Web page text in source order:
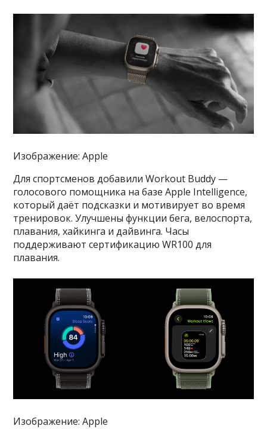
Изображение: Apple
Для спортсменов добавили Workout Buddy —
голосового помощника на базе Apple Intelligence,
который даёт подсказки и мотивирует во время
тренировок. Улучшены функции бега, велоспорта,
плавания, хайкинга и дайвинга. Часы
поддерживают сертификацию WR100 для
плавания.
Изображение: Apple